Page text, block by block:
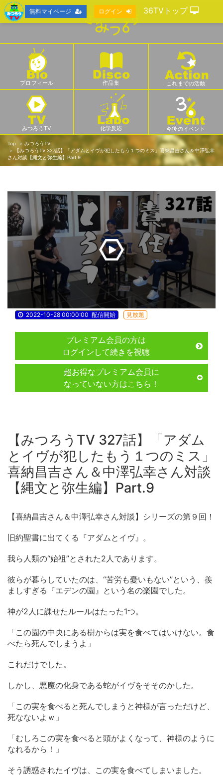
プロフィール 作品集 これまでの活動
みつろうTV 化学反応 今後のイベント
Top
みつろうTV
【みつろうTV 327話】「アダムとイヴが犯したもう１つのミス」喜納昌吉さん＆中澤弘幸
さん対談【縄文と弥生編】Part.9
2022-10-28 00:00:00 配信開始 見放題
プレミアム会員の方は
ログインして続きを視聴
超お得なプレミアム会員に
なっていない方はこちら！
【みつろうTV 327話】「アダム
とイヴが犯したもう１つのミス」
喜納昌吉さん＆中澤弘幸さん対談
【縄文と弥生編】Part.9
【喜納昌吉さん＆中澤弘幸さん対談】シリーズの第９回！
旧約聖書に出てくる『アダムとイヴ』。
我ら人類の“始祖”とされた2人であります。
彼らが暮らしていたのは、“苦労も憂いもない”という、羨
ましすぎる『エデンの園』という名の楽園でした。
神が2人に課せたルールはたった1つ。
「この園の中央にある樹からは実を食べてはいけない。食
べたら死んでしまうよ」
これだけでした。
しかし、悪魔の化身である蛇がイヴをそそのかした。
「この実を食べると死んでしまうと神様が言っただけど、
死なないよｗ」
「むしろこの実を食べると頭がよくなって、神様のように
なれるから！」
そう誘惑されたイヴは、この実を食べてしまいました。
無料マイページ ログイン 36TVトップ